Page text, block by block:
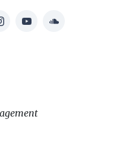
YouTubeSoundcloud